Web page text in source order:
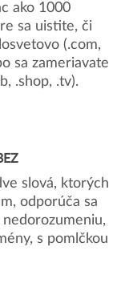
ako 1000
sa uistite, či
(.com,
sa zameriavate
.shop, .tv).
slová, ktorých
odporúča sa
s pomlčkou